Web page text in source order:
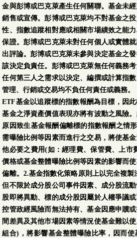
金與彭博或巴克萊產生任何關聯。基金未
銷售或宣傳。彭博或巴克萊均不對基金之
性、指數追蹤相對應或相關市場績效之能
保證。彭博或巴克萊未對任何個人或實體
出評論。彭博或巴克萊未參與決定基金之
該決定負責任。彭博或巴克萊無任何義務
任何第三人之需求以決定、編撰或計算指
管理、行銷或交易均不負任何責任或義務。
ETF基金以追蹤標的指數報酬為目標，因
基金之淨資產價值表現亦將有波動之風險
原因致生基金報酬偏離標的指數報酬之情
需曝險比例等因素而進行之交易，將使基
他必要之費用(如：經理費、保管費、上市
價格或基金整體曝險比例等因素的影響而
偏離。2.基金指數化策略原則上以完全複
但不限於成分股公司事件因素、成分股流
股即將異動、標的成分股因屬於人權爭議
控管政經風險而無法持有、基金因應申贖
間差異及其他市場因素等情況使基金難以
組合)，將影響基金整體曝險比率，因而